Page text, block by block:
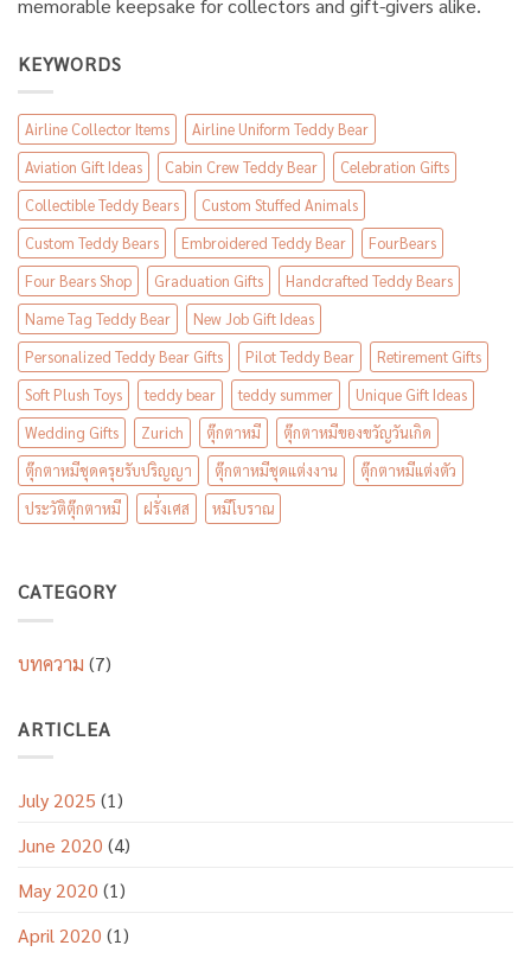
KEYWORDS
Airline Collector Items
Airline Uniform Teddy Bear
Aviation Gift Ideas
Cabin Crew Teddy Bear
Celebration Gifts
Collectible Teddy Bears
Custom Stuffed Animals
Custom Teddy Bears
Embroidered Teddy Bear
FourBears
Four Bears Shop
Graduation Gifts
Handcrafted Teddy Bears
Name Tag Teddy Bear
New Job Gift Ideas
Personalized Teddy Bear Gifts
Pilot Teddy Bear
Retirement Gifts
Soft Plush Toys
teddy bear teddy summer
Unique Gift Ideas
Wedding Gifts
Zurich ตุ๊กตาหมี
ตุ๊กตาหมีของขวัญวันเกิด
ตุ๊กตาหมีชุดครุยรับปริญญา
ตุ๊กตาหมีชุดแต่งงาน
ตุ๊กตาหมีแต่งตัว
ประวัติตุ๊กตาหมี
ฝรั่งเศส หมีโบราณ
CATEGORY
บทความ (7)
ARTICLEA
July 2025 (1)
June 2020 (4)
May 2020 (1)
April 2020 (1)